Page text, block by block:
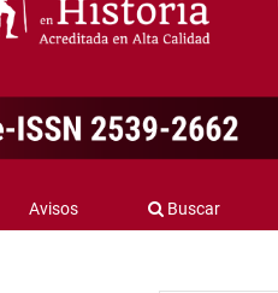
Avisos Buscar